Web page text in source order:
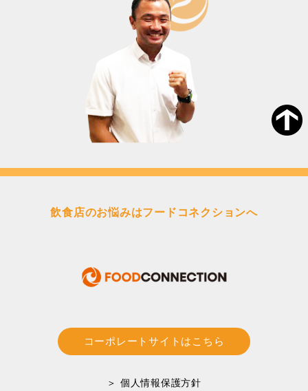
飲食店のお悩みはフードコネクションへ
コーポレートサイトはこちら
＞ 個人情報保護方針